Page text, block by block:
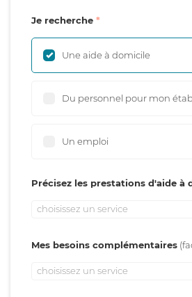
Je recherche
Une aide à domicile
Du personnel pour mon
Un emploi
Précisez les prestations d'aide à
choisissez un service
Mes besoins complémentaires
choisissez un service